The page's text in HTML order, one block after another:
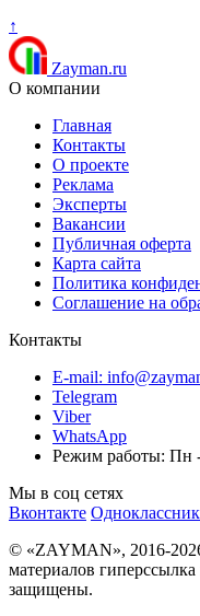
↑
Zayman.ru
О компании
Главная
Контакты
О проекте
Реклама
Эксперты
Вакансии
Публичная оферта
Карта сайта
Политика
Соглашение на
Контакты
E-mail:
Telegram
Viber
WhatsApp
Режим работы: Пн
Мы в соц сетях
Вконтакте
© «ZAYMAN», 2016-
материалов гиперссылка
защищены.